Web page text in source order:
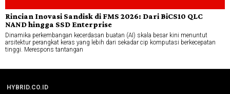
Rincian Inovasi Sandisk di FMS 2026: Dari BiCS10 QLC
NAND hingga SSD Enterprise
Dinamika perkembangan kecerdasan buatan (AI) skala besar kini menuntut
arsitektur perangkat keras yang lebih dari sekadar cip komputasi berkecepatan
tinggi. Merespons tantangan
HYBRID.CO.ID